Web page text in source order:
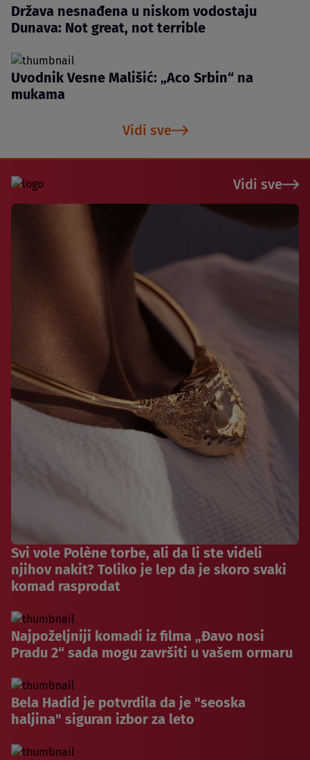
Država nesnađena u niskom vodostaju
Dunava: Not great, not terrible
Uvodnik Vesne Mališić: „Aco Srbin“ na
mukama
Vidi sve
Vidi sve
Svi vole Polène torbe, ali da li ste videli
njihov nakit? Toliko je lep da je skoro svaki
komad rasprodat
Najpoželjniji komadi iz filma „Đavo nosi
Pradu 2“ sada mogu završiti u vašem ormaru
Bela Hadid je potvrdila da je "seoska
haljina" siguran izbor za leto